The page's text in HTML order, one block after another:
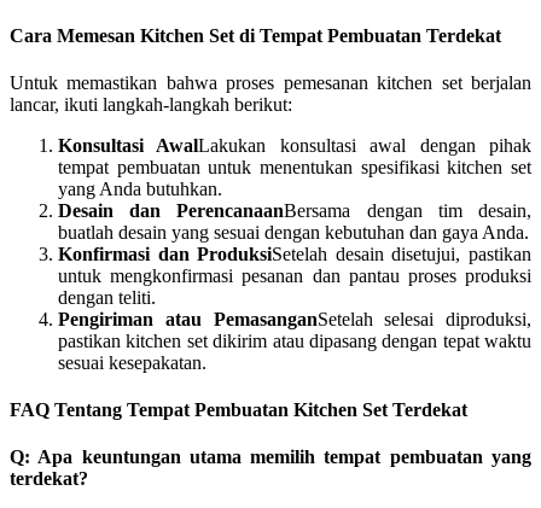
Cara Memesan Kitchen Set di Tempat Pembuatan Terdekat
Untuk memastikan bahwa proses pemesanan kitchen set berjalan
lancar, ikuti langkah-langkah berikut:
Konsultasi AwalLakukan konsultasi awal dengan pihak
tempat pembuatan untuk menentukan spesifikasi kitchen set
yang Anda butuhkan.
Desain dan PerencanaanBersama dengan tim desain,
buatlah desain yang sesuai dengan kebutuhan dan gaya Anda.
Konfirmasi dan ProduksiSetelah desain disetujui, pastikan
untuk mengkonfirmasi pesanan dan pantau proses produksi
dengan teliti.
Pengiriman atau PemasanganSetelah selesai diproduksi,
pastikan kitchen set dikirim atau dipasang dengan tepat waktu
sesuai kesepakatan.
FAQ Tentang Tempat Pembuatan Kitchen Set Terdekat
Q: Apa keuntungan utama memilih tempat pembuatan yang
terdekat?